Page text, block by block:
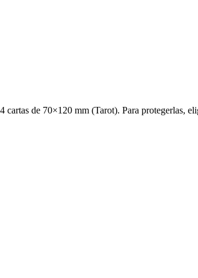
de 70×120 mm (Tarot). Para protegerlas,